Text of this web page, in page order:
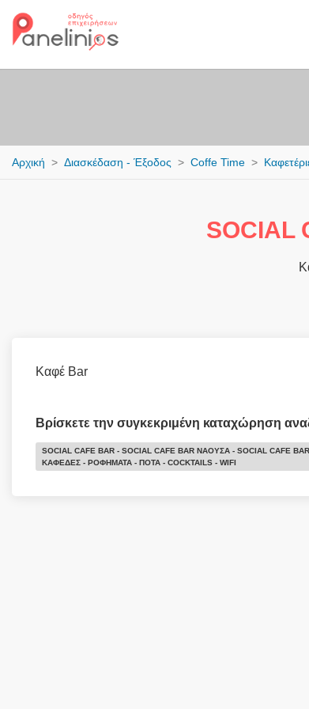
Αρχική Διασκέδαση - Έξοδος Coffe Time
SOCIAL
Καφέ Bar
Βρίσκετε την συγκεκριμένη καταχώρηση
SOCIAL CAFE BAR - SOCIAL CAFE BAR ΝΑΟΥΣΑ - SOCIAL CAFE
ΚΑΦΕΔΕΣ - ΡΟΦΗΜΑΤΑ - ΠΟΤΑ - COCKTAILS - WIFI